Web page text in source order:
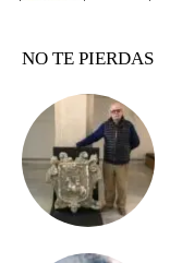
NO TE PIERDAS